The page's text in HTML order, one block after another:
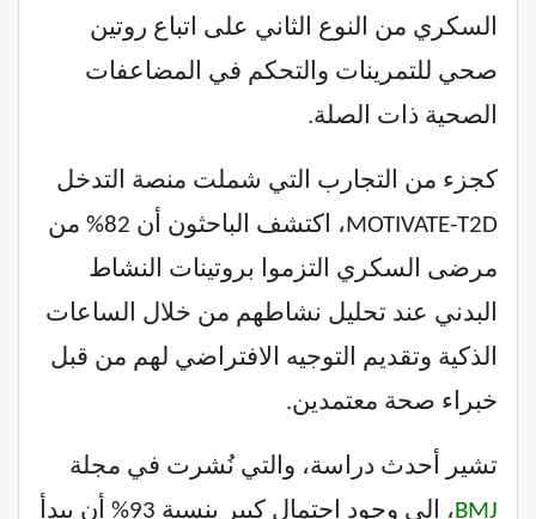
السكري من النوع الثاني على اتباع روتين
صحي للتمرينات والتحكم في المضاعفات
الصحية ذات الصلة.
كجزء من التجارب التي شملت منصة التدخل
MOTIVATE-T2D، اكتشف الباحثون أن 82% من
مرضى السكري التزموا بروتينات النشاط
البدني عند تحليل نشاطهم من خلال الساعات
الذكية وتقديم التوجيه الافتراضي لهم من قبل
خبراء صحة معتمدين.
تشير أحدث دراسة، والتي نُشرت في مجلة
BMJ
، إلى وجود احتمال كبير بنسبة 93% أن يبدأ